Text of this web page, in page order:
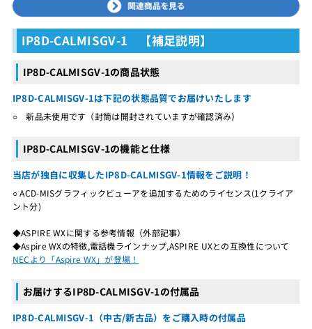
IP8D-CALMISGV-1 【補足説明】
IP8D-CALMISGV-1の商品状態
IP8D-CALMISGV-1は下記の状態品質でお届けいたします
○ 新品未使用です（封筒は開封されていますが確認済み）
IP8D-CALMISGV-1の機能と仕様
当店が独自に収集したIP8D-CALMISGV-1情報をご説明！
○ ACD-MISグラフィックビューアを追加するためのライセンス(1クライア
ント分)
◆ASPIRE WXに関する参考情報（外部記事）
◆Aspire WXの特徴,電話機ラインナップ,ASPIRE UXとの互換性について
NECより「Aspire WX」が登場！
お届けするIP8D-CALMISGV-1の付属品
IP8D-CALMISGV-1（中古/新古品）をご購入時の付属品